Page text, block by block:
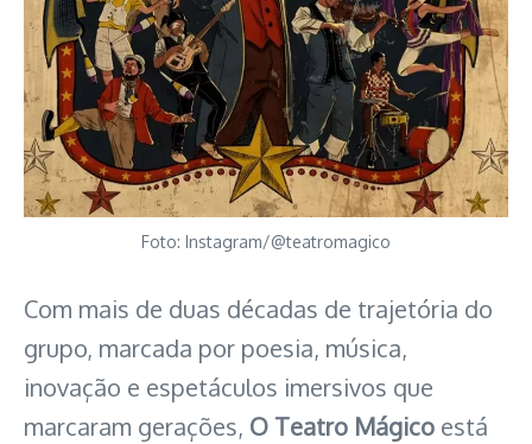
Foto: Instagram/@teatromagico
Com mais de duas décadas de trajetória do
grupo, marcada por poesia, música,
inovação e espetáculos imersivos que
marcaram gerações, O Teatro Mágico está